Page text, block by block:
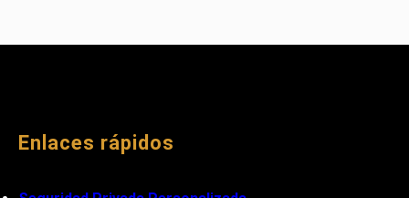
Enlaces rápidos